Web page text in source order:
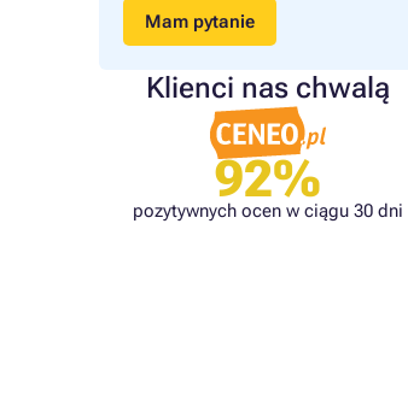
Mam pytanie
Klienci nas chwalą
92%
pozytywnych ocen w ciągu 30 dni